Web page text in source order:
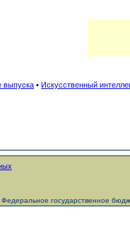
выпуска • Искусственный
государственное